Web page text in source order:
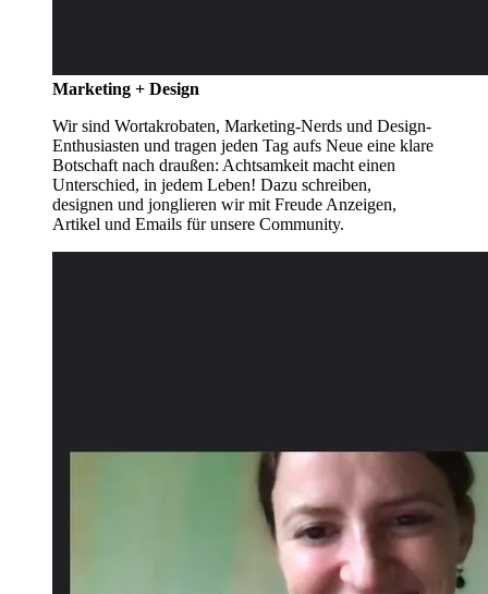
Marketing + Design
Wir sind Wortakrobaten, Marketing-Nerds und Design-
Enthusiasten und tragen jeden Tag aufs Neue eine klare
Botschaft nach draußen: Achtsamkeit macht einen
Unterschied, in jedem Leben! Dazu schreiben,
designen und jonglieren wir mit Freude Anzeigen,
Artikel und Emails für unsere Community.